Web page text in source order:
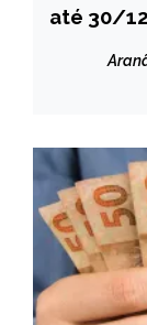
MINAS
até 30/